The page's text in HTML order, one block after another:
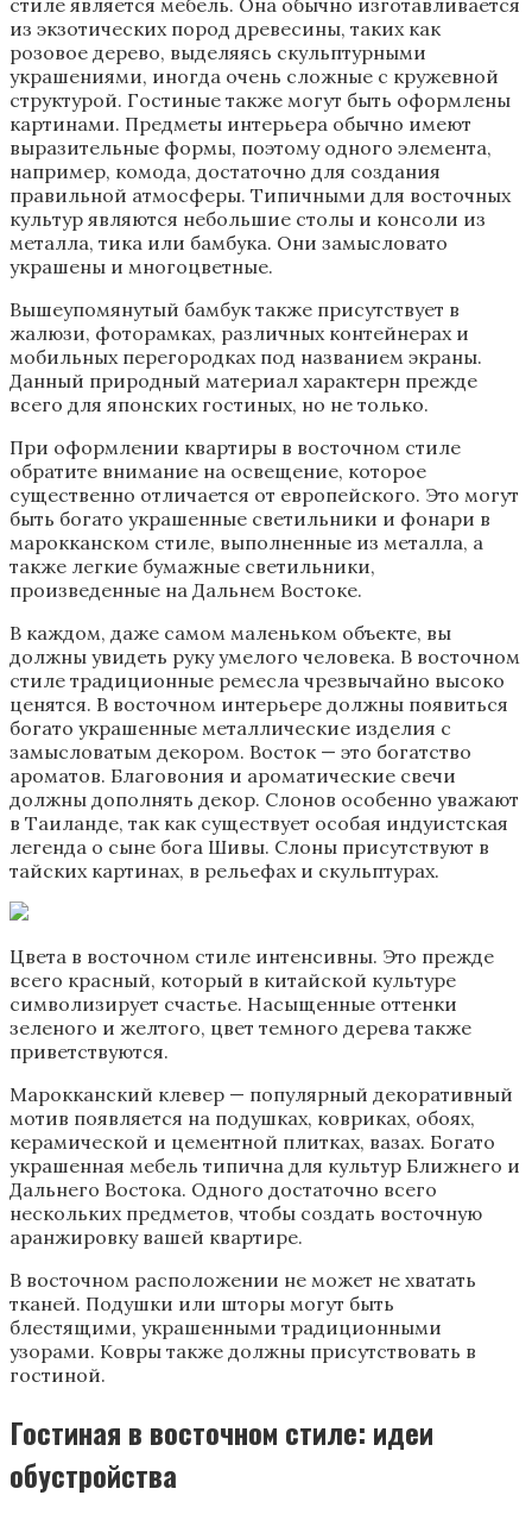
из экзотических пород древесины, таких как
розовое дерево, выделяясь скульптурными
украшениями, иногда очень сложные с кружевной
структурой. Гостиные также могут быть оформлены
картинами. Предметы интерьера обычно имеют
выразительные формы, поэтому одного элемента,
например, комода, достаточно для создания
правильной атмосферы. Типичными для восточных
культур являются небольшие столы и консоли из
металла, тика или бамбука. Они замысловато
украшены и многоцветные.
Вышеупомянутый бамбук также присутствует в
жалюзи, фоторамках, различных контейнерах и
мобильных перегородках под названием экраны.
Данный природный материал характерн прежде
всего для японских гостиных, но не только.
При оформлении квартиры в восточном стиле
обратите внимание на освещение, которое
существенно отличается от европейского. Это могут
быть богато украшенные светильники и фонари в
марокканском стиле, выполненные из металла, а
также легкие бумажные светильники,
произведенные на Дальнем Востоке.
В каждом, даже самом маленьком объекте, вы
должны увидеть руку умелого человека. В восточном
стиле традиционные ремесла чрезвычайно высоко
ценятся. В восточном интерьере должны появиться
богато украшенные металлические изделия с
замысловатым декором. Восток — это богатство
ароматов. Благовония и ароматические свечи
должны дополнять декор. Слонов особенно уважают
в Таиланде, так как существует особая индуистская
легенда о сыне бога Шивы. Слоны присутствуют в
тайских картинах, в рельефах и скульптурах.
Цвета в восточном стиле интенсивны. Это прежде
всего красный, который в китайской культуре
символизирует счастье. Насыщенные оттенки
зеленого и желтого, цвет темного дерева также
приветствуются.
Марокканский клевер — популярный декоративный
мотив появляется на подушках, ковриках, обоях,
керамической и цементной плитках, вазах. Богато
украшенная мебель типична для культур Ближнего и
Дальнего Востока. Одного достаточно всего
нескольких предметов, чтобы создать восточную
аранжировку вашей квартире.
В восточном расположении не может не хватать
тканей. Подушки или шторы могут быть
блестящими, украшенными традиционными
узорами. Ковры также должны присутствовать в
гостиной.
Гостиная в восточном стиле: идеи
обустройства